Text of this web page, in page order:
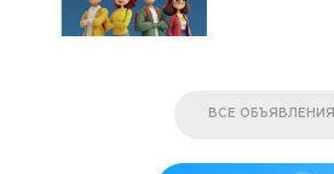
ВСЕ ОБЪЯВЛЕНИЯ